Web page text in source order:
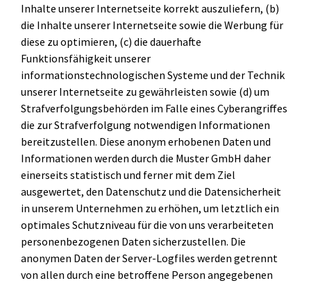
Inhalte unserer Internetseite korrekt auszuliefern, (b)
die Inhalte unserer Internetseite sowie die Werbung für
diese zu optimieren, (c) die dauerhafte
Funktionsfähigkeit unserer
informationstechnologischen Systeme und der Technik
unserer Internetseite zu gewährleisten sowie (d) um
Strafverfolgungsbehörden im Falle eines Cyberangriffes
die zur Strafverfolgung notwendigen Informationen
bereitzustellen. Diese anonym erhobenen Daten und
Informationen werden durch die Muster GmbH daher
einerseits statistisch und ferner mit dem Ziel
ausgewertet, den Datenschutz und die Datensicherheit
in unserem Unternehmen zu erhöhen, um letztlich ein
optimales Schutzniveau für die von uns verarbeiteten
personenbezogenen Daten sicherzustellen. Die
anonymen Daten der Server-Logfiles werden getrennt
von allen durch eine betroffene Person angegebenen